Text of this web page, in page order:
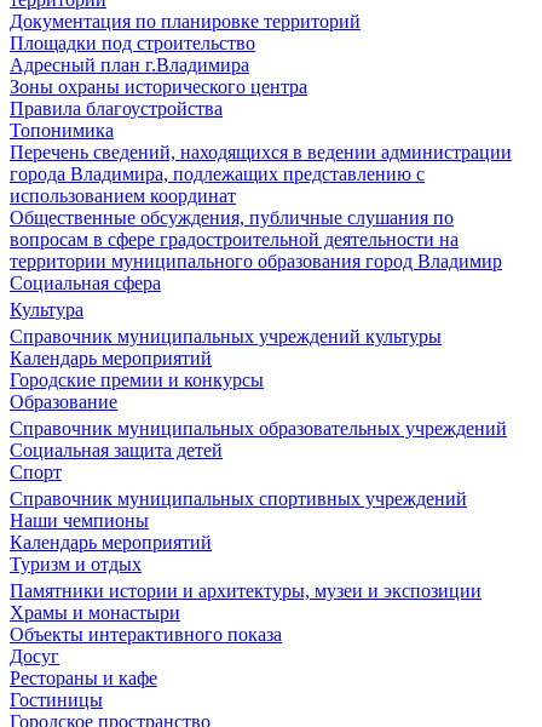
Документация по планировке территорий
Площадки под строительство
Адресный план г.Владимира
Зоны охраны исторического центра
Правила благоустройства
Топонимика
Перечень сведений, находящихся в ведении администрации
города Владимира, подлежащих представлению с
использованием координат
Общественные обсуждения, публичные слушания по
вопросам в сфере градостроительной деятельности на
территории муниципального образования город Владимир
Социальная сфера
Культура
Справочник муниципальных учреждений культуры
Календарь мероприятий
Городские премии и конкурсы
Образование
Справочник муниципальных образовательных учреждений
Социальная защита детей
Спорт
Справочник муниципальных спортивных учреждений
Наши чемпионы
Календарь мероприятий
Туризм и отдых
Памятники истории и архитектуры, музеи и экспозиции
Храмы и монастыри
Объекты интерактивного показа
Досуг
Рестораны и кафе
Гостиницы
Городское пространство